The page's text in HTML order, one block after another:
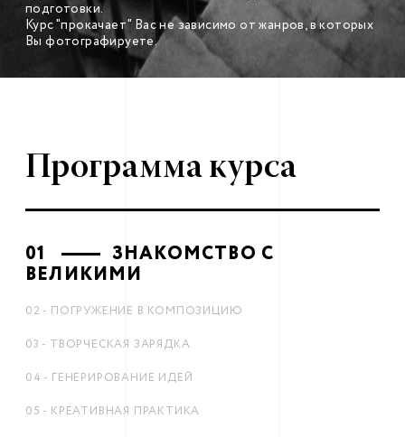
подготовки.
Курс "прокачает" Вас не зависимо от жанров, в которых
Вы фотографируете.
Программа курса
01 -
ЗНАКОМСТВО С
ВЕЛИКИМИ
02 - ПОГРУЖЕНИЕ В КОМПОЗИЦИЮ
03 - ТВОРЧЕСКАЯ ЗАРЯДКА
04 - ГЕНЕРИРОВАНИЕ ИДЕЙ
05 - КРЕАТИВНАЯ ПРАКТИКА